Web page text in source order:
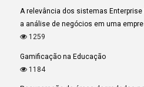
A relevância dos sistemas Enterprise
a análise de negócios em uma
1259
Gamificação na Educação
1184